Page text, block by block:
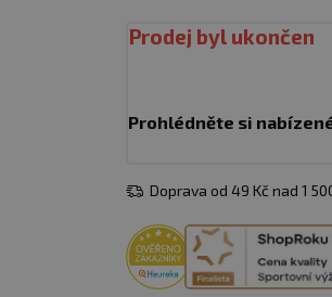
Prodej byl ukončen
Prohlédněte si
Doprava od 49 Kč nad 1